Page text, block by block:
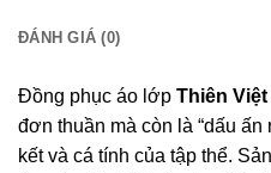
ĐÁNH GIÁ (0)
Đồng phục áo lớp Thiên Việt
đơn thuần mà còn là “dấu ấn
kết và cá tính của tập thể.